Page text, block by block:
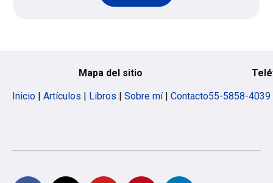
Mapa del sitio
Inicio | Artículos | Libros | Sobre mí| Contacto55-5858-4039